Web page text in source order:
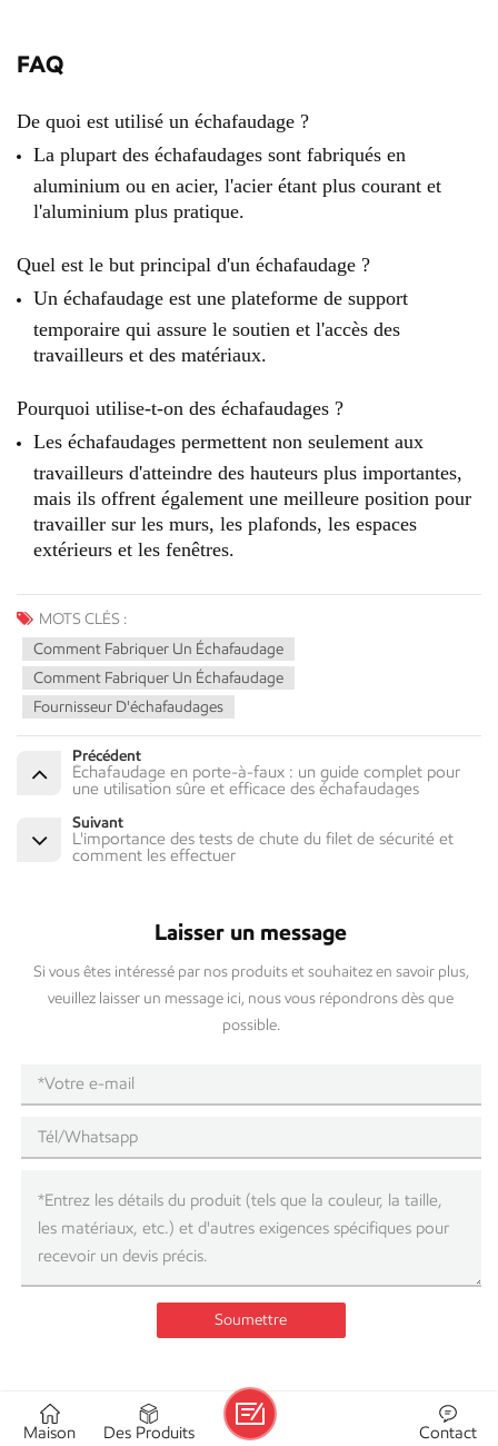
FAQ
De quoi est utilisé un échafaudage ?
La plupart des échafaudages sont fabriqués en
aluminium ou en acier, l'acier étant plus courant et
l'aluminium plus pratique.
Quel est le but principal d'un échafaudage ?
Un échafaudage est une plateforme de support
temporaire qui assure le soutien et l'accès des
travailleurs et des matériaux.
Pourquoi utilise-t-on des échafaudages ?
Les échafaudages permettent non seulement aux
travailleurs d'atteindre des hauteurs plus importantes,
mais ils offrent également une meilleure position pour
travailler sur les murs, les plafonds, les espaces
extérieurs et les fenêtres.
MOTS CLÉS :
Comment Fabriquer Un Échafaudage
Comment Fabriquer Un Échafaudage
Fournisseur D'échafaudages
Précédent
Échafaudage en porte-à-faux : un guide complet pour
une utilisation sûre et efficace des échafaudages
Suivant
L'importance des tests de chute du filet de sécurité et
comment les effectuer
Laisser un message
Si vous êtes intéressé par nos produits et souhaitez en savoir plus,
veuillez laisser un message ici, nous vous répondrons dès que
possible.
Soumettre
CATÉGORIES DE BLOGS
Maison Des Produits Contact